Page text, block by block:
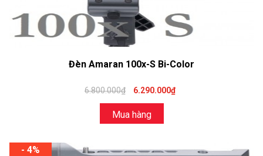
Đèn Amaran 100x-S Bi-Color
6.800.000₫ 6.290.000₫
Mua hàng
- 4%